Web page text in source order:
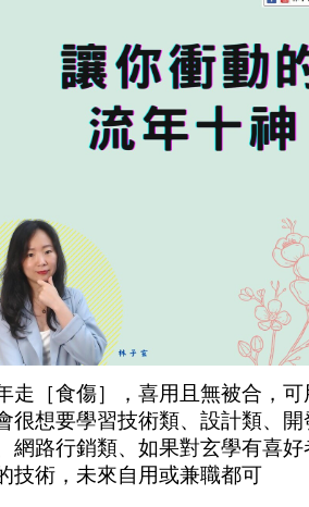
走［食傷］，喜用且無被合，
很想要學習技術類、設計類、
網路行銷類、如果對玄學有喜
技術，未來自用或兼職都可